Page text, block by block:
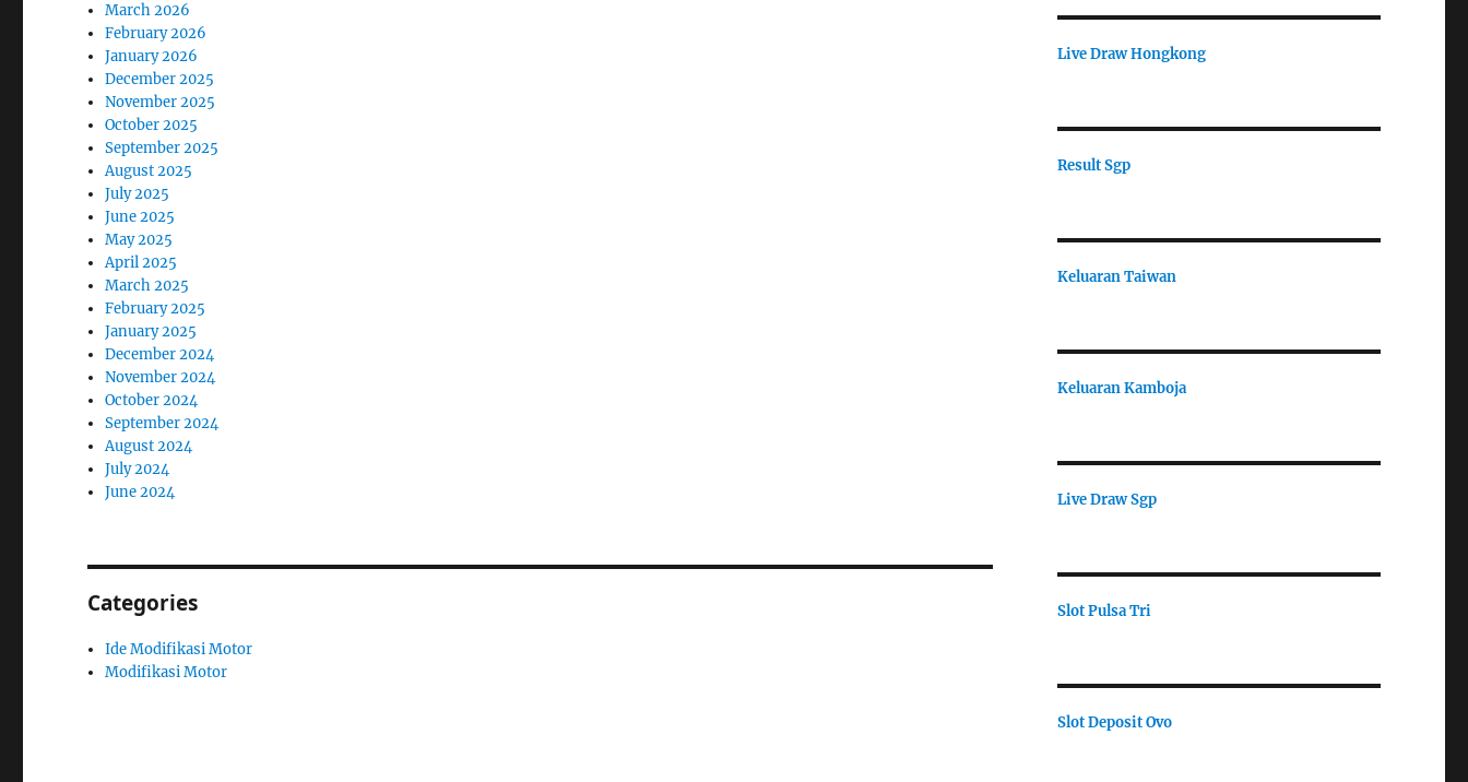
March 2026
February 2026
January 2026
December 2025
November 2025
October 2025
September 2025
August 2025
July 2025
June 2025
May 2025
April 2025
March 2025
February 2025
January 2025
December 2024
November 2024
October 2024
September 2024
August 2024
July 2024
June 2024
Categories
Ide Modifikasi Motor
Modifikasi Motor
Live Draw Hongkong
Result Sgp
Keluaran Taiwan
Keluaran Kamboja
Live Draw Sgp
Slot Pulsa Tri
Slot Deposit Ovo